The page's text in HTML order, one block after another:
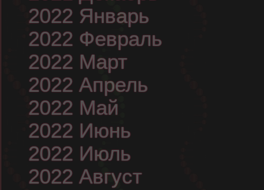
2022 Январь
2022 Февраль
2022 Март
2022 Апрель
2022 Май
2022 Июнь
2022 Июль
2022 Август